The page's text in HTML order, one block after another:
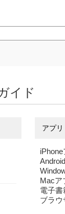
イド
アプ
iPhone
Macア
電子書
ブラウ